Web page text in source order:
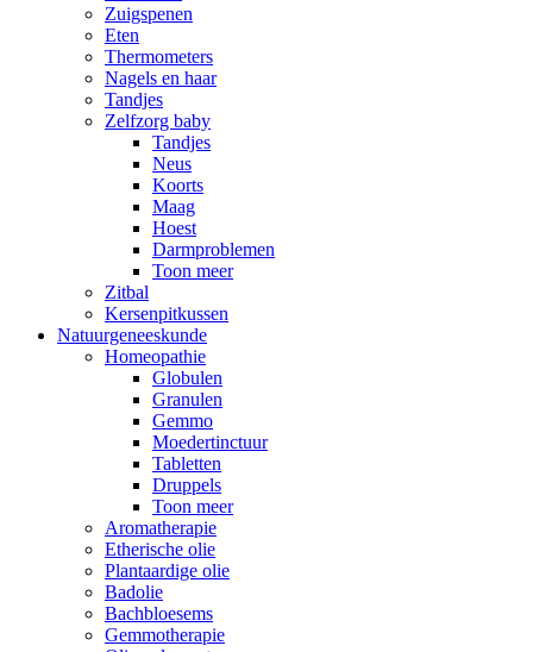
Zuigspenen
Eten
Thermometers
Nagels en haar
Tandjes
Zelfzorg baby
Tandjes
Neus
Koorts
Maag
Hoest
Darmproblemen
Toon meer
Zitbal
Kersenpitkussen
Natuurgeneeskunde
Homeopathie
Globulen
Granulen
Gemmo
Moedertinctuur
Tabletten
Druppels
Toon meer
Aromatherapie
Etherische olie
Plantaardige olie
Badolie
Bachbloesems
Gemmotherapie